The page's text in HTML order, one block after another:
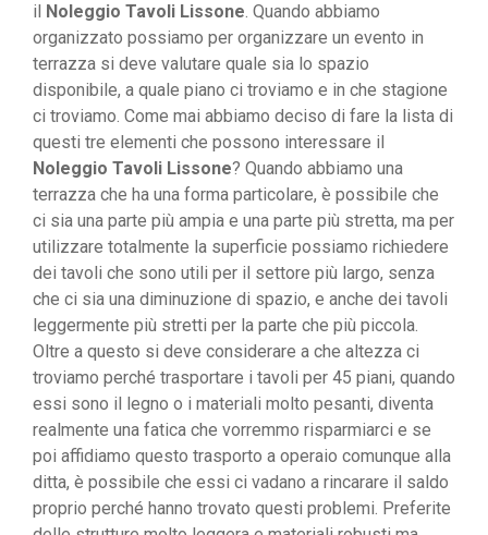
il
Noleggio Tavoli Lissone. Quando abbiamo
organizzato possiamo per organizzare un evento in
terrazza si deve valutare quale sia lo spazio
disponibile, a quale piano ci troviamo e in che stagione
ci troviamo. Come mai abbiamo deciso di fare la lista di
questi tre elementi che possono interessare il
Noleggio Tavoli Lissone? Quando abbiamo una
terrazza che ha una forma particolare, è possibile che
ci sia una parte più ampia e una parte più stretta, ma per
utilizzare totalmente la superficie possiamo richiedere
dei tavoli che sono utili per il settore più largo, senza
che ci sia una diminuzione di spazio, e anche dei tavoli
leggermente più stretti per la parte che più piccola.
Oltre a questo si deve considerare a che altezza ci
troviamo perché trasportare i tavoli per 45 piani, quando
essi sono il legno o i materiali molto pesanti, diventa
realmente una fatica che vorremmo risparmiarci e se
poi affidiamo questo trasporto a operaio comunque alla
ditta, è possibile che essi ci vadano a rincarare il saldo
proprio perché hanno trovato questi problemi. Preferite